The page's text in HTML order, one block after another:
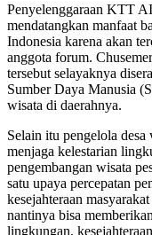
Penyelenggaraan KTT
mendatangkan manfaat
Indonesia karena akan
anggota forum.
tersebut selayaknya
Sumber Daya Manusia
wisata di daerahnya.
Selain itu pengelola
menjaga kelestarian
pengembangan wisata
satu upaya percepatan
kesejahteraan
nantinya bisa
lingkungan,